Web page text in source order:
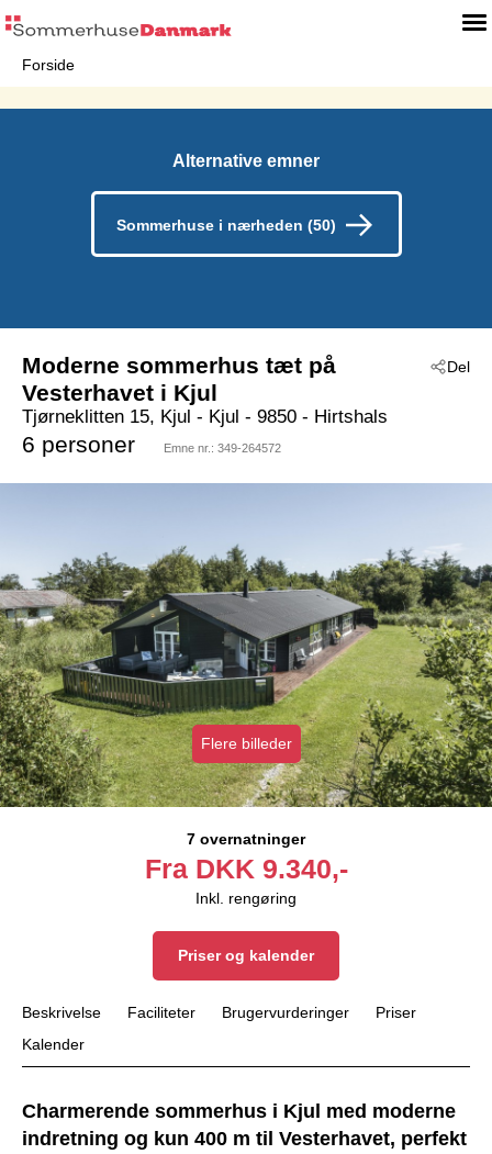
Forside
Alternative emner
Sommerhuse i nærheden (50)
Del
Moderne sommerhus tæt på
Vesterhavet i Kjul
Tjørneklitten 15, Kjul - Kjul - 9850 - Hirtshals
6 personer Emne nr.: 349-264572
Flere billeder
7 overnatninger
Fra DKK 9.340,-
Inkl. rengøring
Priser og kalender
Beskrivelse Faciliteter Brugervurderinger
Priser
Kalender
Charmerende sommerhus i Kjul med moderne
indretning og kun 400 m til Vesterhavet, perfekt